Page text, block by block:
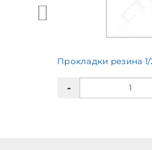
Прокладки резина 1/